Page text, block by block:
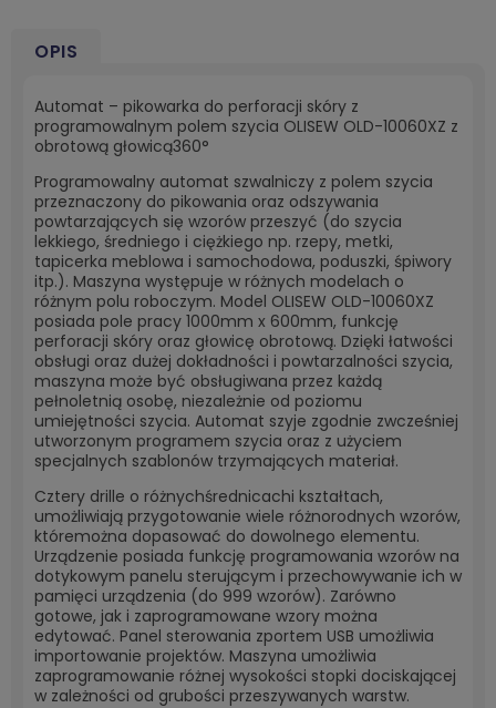
OPIS
Automat – pikowarka do perforacji skóry z
programowalnym polem szycia OLISEW OLD-10060XZ z
obrotową głowicą360°
Programowalny automat szwalniczy z polem szycia
przeznaczony do pikowania oraz odszywania
powtarzających się wzorów przeszyć (do szycia
lekkiego, średniego i ciężkiego np. rzepy, metki,
tapicerka meblowa i samochodowa, poduszki, śpiwory
itp.). Maszyna występuje w różnych modelach o
różnym polu roboczym. Model OLISEW OLD-10060XZ
posiada pole pracy 1000mm x 600mm, funkcję
perforacji skóry oraz głowicę obrotową. Dzięki łatwości
obsługi oraz dużej dokładności i powtarzalności szycia,
maszyna może być obsługiwana przez każdą
pełnoletnią osobę, niezależnie od poziomu
umiejętności szycia. Automat szyje zgodnie zwcześniej
utworzonym programem szycia oraz z użyciem
specjalnych szablonów trzymających materiał.
Cztery drille o różnychśrednicachi kształtach,
umożliwiają przygotowanie wiele różnorodnych wzorów,
któremożna dopasować do dowolnego elementu.
Urządzenie posiada funkcję programowania wzorów na
dotykowym panelu sterującym i przechowywanie ich w
pamięci urządzenia (do 999 wzorów). Zarówno
gotowe, jak i zaprogramowane wzory można
edytować. Panel sterowania zportem USB umożliwia
importowanie projektów. Maszyna umożliwia
zaprogramowanie różnej wysokości stopki dociskającej
w zależności od grubości przeszywanych warstw.